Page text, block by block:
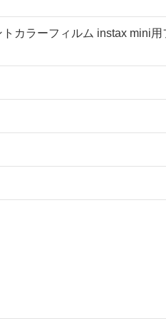
カラーフィルム instax mini